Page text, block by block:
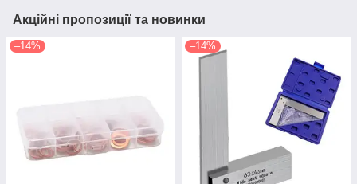
Акційні пропозиції та новинки
–14% –14%